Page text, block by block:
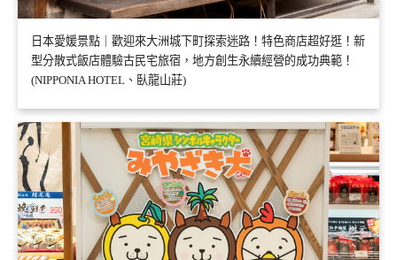
日本愛媛景點｜歡迎來大洲城下町探索迷路！特色商店超好逛！新
型分散式飯店體驗古民宅旅宿，地方創生永續經營的成功典範！
(NIPPONIA HOTEL、臥龍山莊)